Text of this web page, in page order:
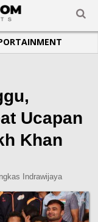
Ucapan
Khan
Indrawijaya